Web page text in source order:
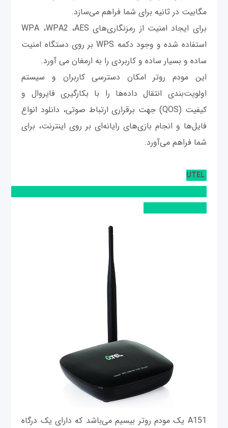
مگابیت در ثانیه برای شما فراهم می‌سازد.
برای ایجاد امنیت از رمزنگاری‌های WPA ،WPA2 ،AES
استفاده شده و وجود دکمه WPS بر روی دستگاه امنیت
ساده و بسیار ساده و کاربردی را به ارمغان می آورد.
این مودم روتر امکان دسترسی کاربران و سیستم
اولویت‌بندی انتقال داده‌ها را با بکارگیری فایروال و
کیفیت (QOS) جهت برقراری ارتباط صوتی، دانلود انواع
فایل‌ها و انجام بازی‌های رایانه‌ای بر روی اینترنت، برای
شما فراهم می‌آورد.
UTEL
A151 یک مودم روتر بیسیم می‌باشد که دارای یک درگاه